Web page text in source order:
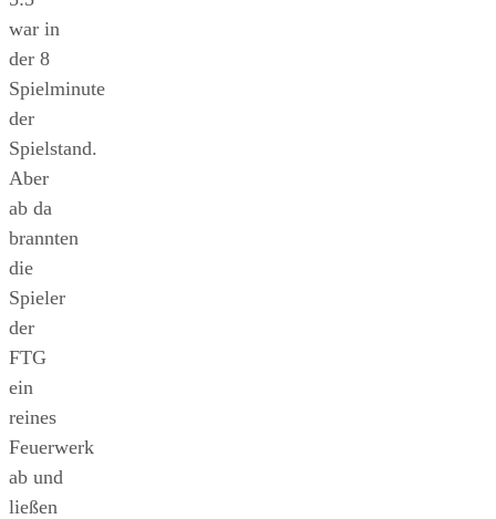
war in
der 8
Spielminute
der
Spielstand.
Aber
ab da
brannten
die
Spieler
der
FTG
ein
reines
Feuerwerk
ab und
ließen